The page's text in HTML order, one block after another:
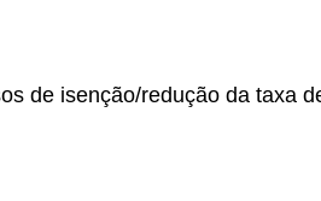
de isenção/redução da taxa